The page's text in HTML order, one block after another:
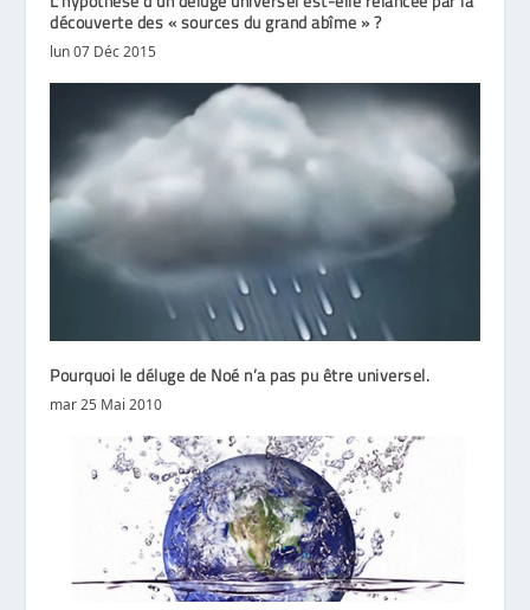
découverte des « sources du grand abîme » ?
lun 07 Déc 2015
Pourquoi le déluge de Noé n’a pas pu être universel.
mar 25 Mai 2010